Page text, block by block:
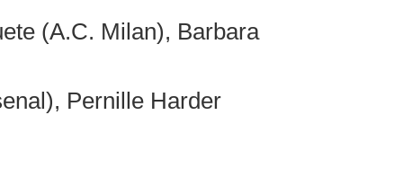
(A.C. Milan), Barbara
Pernille Harder